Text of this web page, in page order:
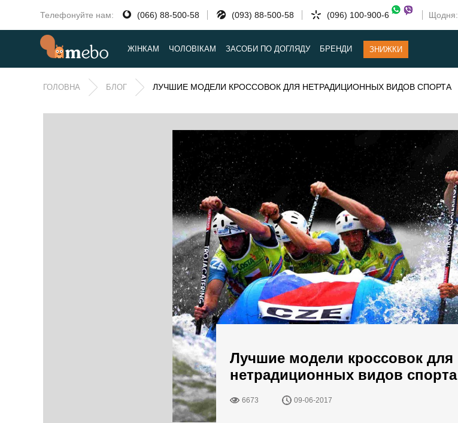
Телефонуйте нам: (066) 88-500-58 (093) 88-500-58 (096) 100-900-6 Щодня:
ЖІНКАМ ЧОЛОВІКАМ ЗАСОБИ ПО ДОГЛЯДУ БРЕНДИ ЗНИЖКИ
ГОЛОВНА БЛОГ ЛУЧШИЕ МОДЕЛИ КРОССОВОК ДЛЯ НЕТРАДИЦИОННЫХ ВИДОВ СПОРТА
Лучшие модели кроссовок для
нетрадиционных видов спорта
6673 09-06-2017